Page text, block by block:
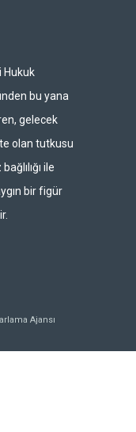
Hukuk
bu yana
gelecek
olan tutkusu
ile
bir figür
Ajansı